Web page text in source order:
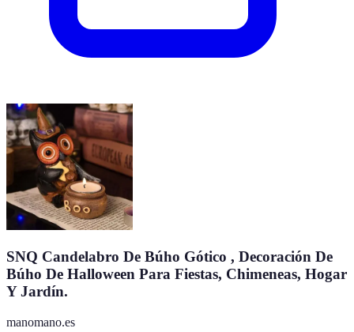
SNQ Candelabro De Búho Gótico , Decoración De
Búho De Halloween Para Fiestas, Chimeneas, Hogar
Y Jardín.
manomano.es